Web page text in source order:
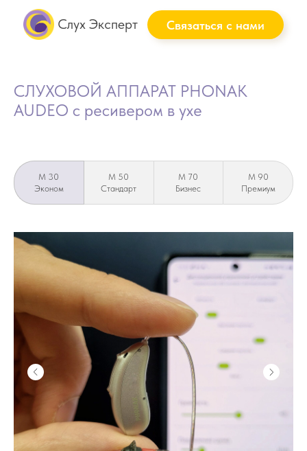
Связаться с нами
Слух Эксперт
СЛУХОВОЙ АППАРАТ PHONAK
AUDEO с ресивером в ухе
M 30
Эконом
M 50
Стандарт
M 70
Бизнес
M 90
Премиум